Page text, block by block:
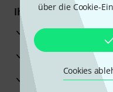
über die Cookie-
Cookies
Ihre Vorteile
3 Jahre Thomann
30 Tage Money-
Reparaturservice